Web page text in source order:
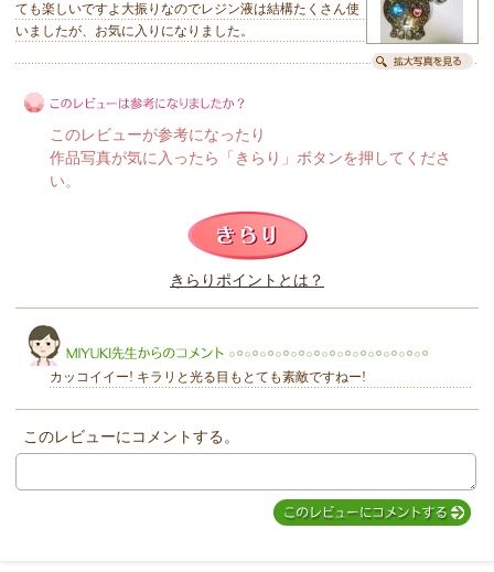
ても楽しいですよ大振りなのでレジン液は結構たくさん使
いましたが、お気に入りになりました。
このレビューは参考になりましたか？
このレビューが参考になったり
作品写真が気に入ったら「きらり」ボタンを押してくださ
い。
きらりポイントとは？
MIYUKI先生からのコメント
カッコイイー! キラリと光る目もとても素敵ですねー!
このレビューにコメントする。